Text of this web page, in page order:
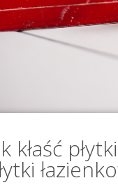
kłaść